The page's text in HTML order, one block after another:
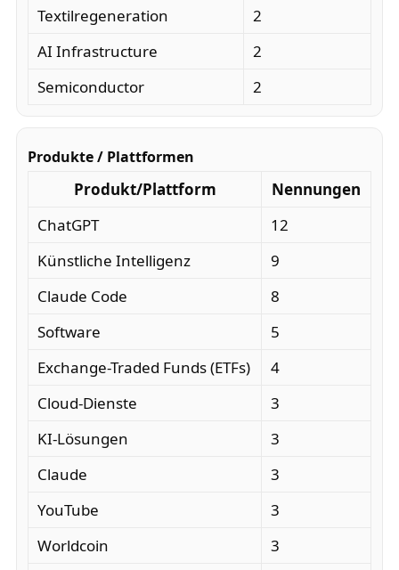
Textilregeneration
2
AI Infrastructure
2
Semiconductor
2
Produkte / Plattformen
Produkt/Plattform
Nennungen
ChatGPT
12
Künstliche Intelligenz
9
Claude Code
8
Software
5
Exchange-Traded Funds (ETFs)
4
Cloud-Dienste
3
KI-Lösungen
3
Claude
3
YouTube
3
Worldcoin
3